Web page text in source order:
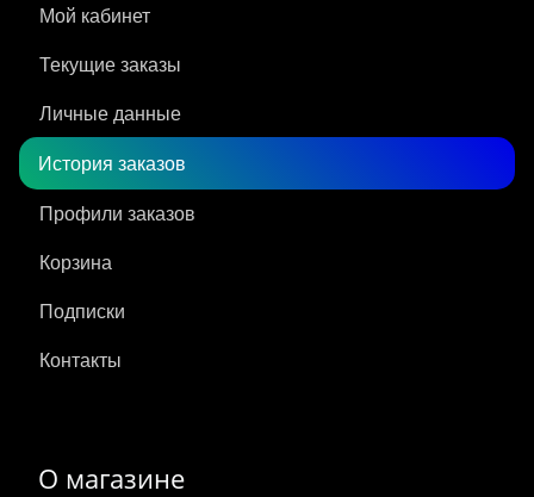
Мой кабинет
Текущие заказы
Личные данные
История заказов
Профили заказов
Корзина
Подписки
Контакты
О магазине